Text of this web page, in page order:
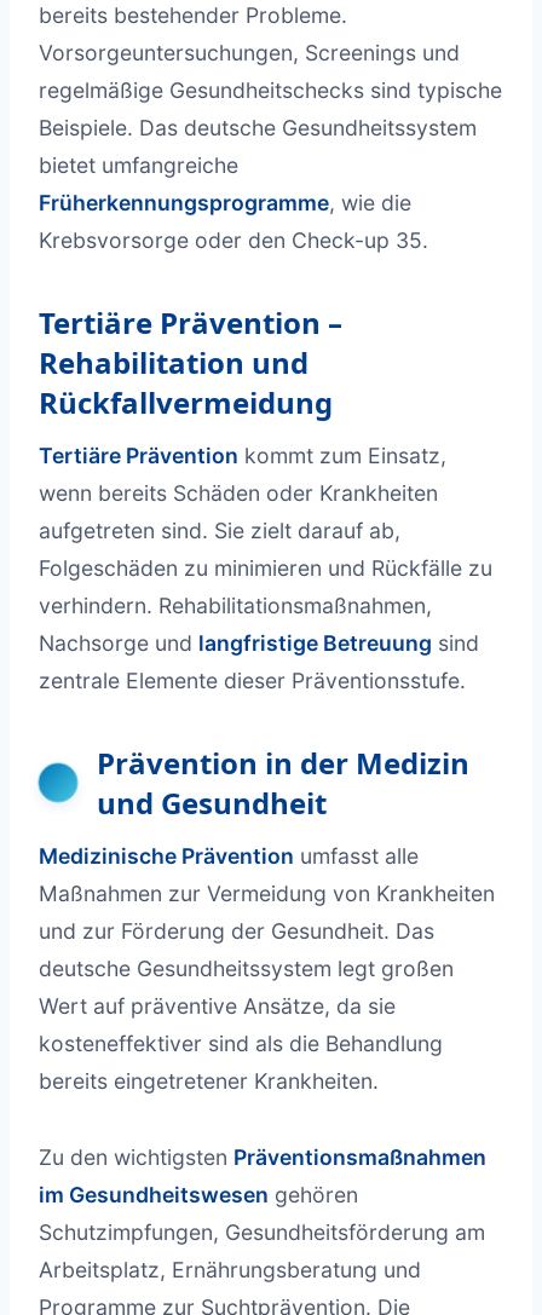
bereits bestehender Probleme.
Vorsorgeuntersuchungen, Screenings und
regelmäßige Gesundheitschecks sind typische
Beispiele. Das deutsche Gesundheitssystem
bietet umfangreiche
Früherkennungsprogramme, wie die
Krebsvorsorge oder den Check-up 35.
Tertiäre Prävention –
Rehabilitation und
Rückfallvermeidung
Tertiäre Prävention kommt zum Einsatz,
wenn bereits Schäden oder Krankheiten
aufgetreten sind. Sie zielt darauf ab,
Folgeschäden zu minimieren und Rückfälle zu
verhindern. Rehabilitationsmaßnahmen,
Nachsorge und langfristige Betreuung sind
zentrale Elemente dieser Präventionsstufe.
Prävention in der Medizin
und Gesundheit
Medizinische Prävention umfasst alle
Maßnahmen zur Vermeidung von Krankheiten
und zur Förderung der Gesundheit. Das
deutsche Gesundheitssystem legt großen
Wert auf präventive Ansätze, da sie
kosteneffektiver sind als die Behandlung
bereits eingetretener Krankheiten.
Zu den wichtigsten Präventionsmaßnahmen
im Gesundheitswesen gehören
Schutzimpfungen, Gesundheitsförderung am
Arbeitsplatz, Ernährungsberatung und
Programme zur Suchtprävention. Die